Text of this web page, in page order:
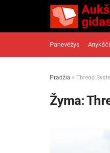
Panevėžys
Pradžia » Threod
Žyma: